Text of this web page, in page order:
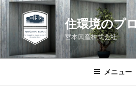
コ
ン
テ
ン
ツ
住環境のプ
宮本興産株式会社
メニュー